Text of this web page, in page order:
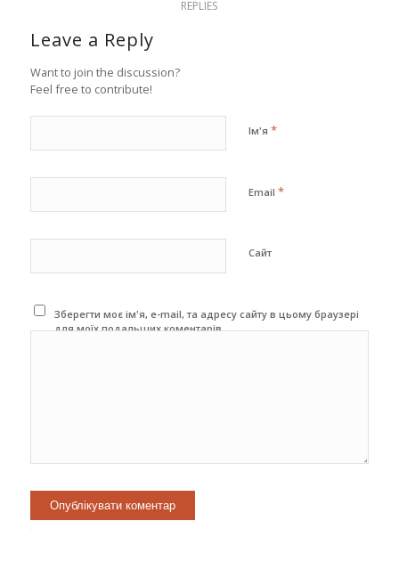
REPLIES
Leave a Reply
Want to join the discussion?
Feel free to contribute!
Ім'я *
Email *
Сайт
Зберегти моє ім'я, e-mail, та адресу сайту в цьому браузері
для моїх подальших коментарів.